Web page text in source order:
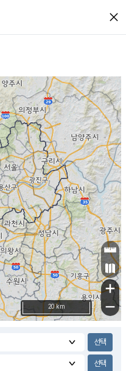
close
+
−
20 km